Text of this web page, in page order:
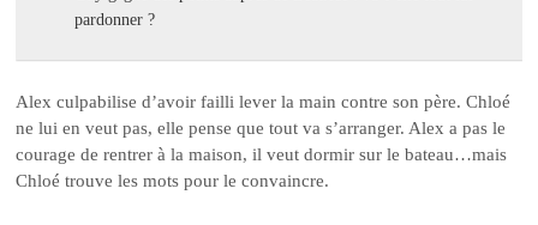
pardonner ?
Alex culpabilise d’avoir failli lever la main contre son père. Chloé
ne lui en veut pas, elle pense que tout va s’arranger. Alex a pas le
courage de rentrer à la maison, il veut dormir sur le bateau…mais
Chloé trouve les mots pour le convaincre.